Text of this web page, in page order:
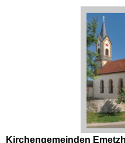
Kirchengemeinden